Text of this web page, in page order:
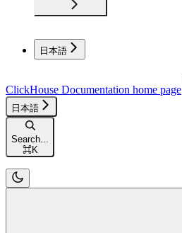
日本語
ClickHouse Documentation home page
日本語
Search...
⌘K